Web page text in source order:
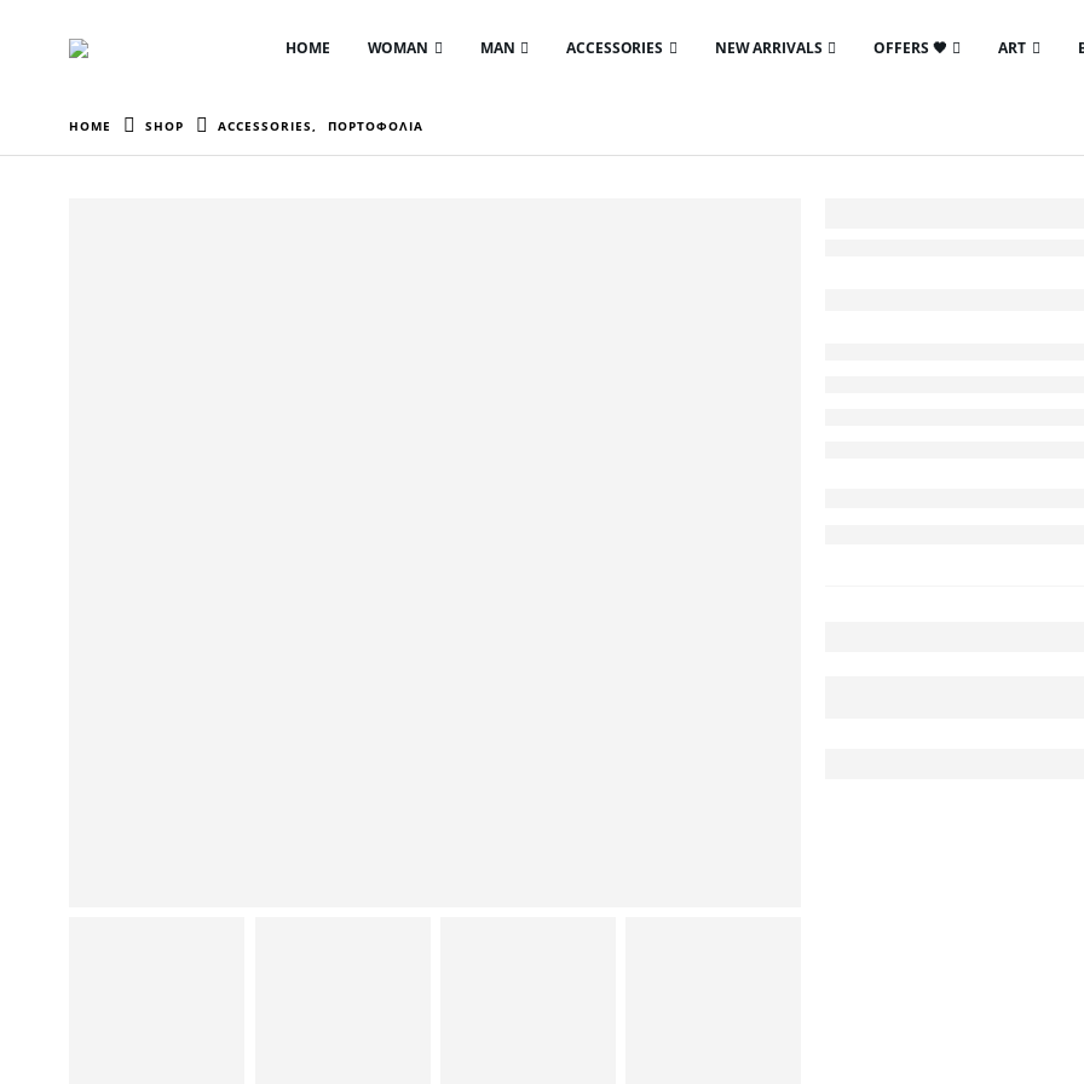
HOME WOMAN MAN ACCESSORIES NEW ARRIVALS OFFERS 🖤 ART
HOME SHOP ACCESSORIES, ΠΟΡΤΟΦΟΛΙΑ